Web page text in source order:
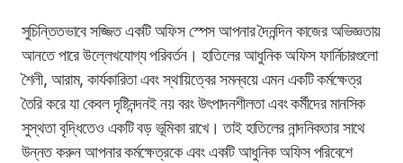
সুচিন্তিতভাবে সজ্জিত একটি অফিস স্পেস আপনার দৈনন্দিন কাজের অভিজ্ঞতায়
আনতে পারে উল্লেখযোগ্য পরিবর্তন। হাতিলের আধুনিক অফিস ফার্নিচারগুলো
শৈলী, আরাম, কার্যকারিতা এবং স্থায়িত্বের সমন্বয়ে এমন একটি কর্মক্ষেত্র
তৈরি করে যা কেবল দৃষ্টিনন্দনই নয় বরং উৎপাদনশীলতা এবং কর্মীদের মানসিক
সুস্থতা বৃদ্ধিতেও একটি বড় ভূমিকা রাখে। তাই হাতিলের নান্দনিকতার সাথে
উন্নত করুন আপনার কর্মক্ষেত্রকে এবং একটি আধুনিক অফিস পরিবেশে